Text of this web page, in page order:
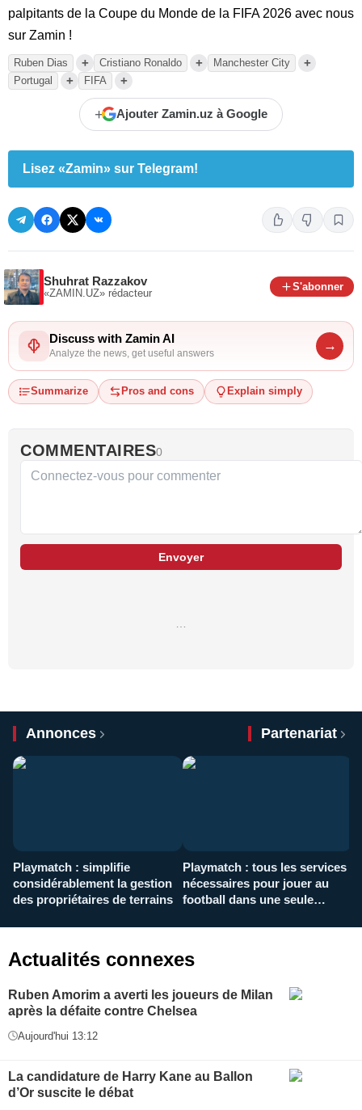
palpitants de la Coupe du Monde de la FIFA 2026 avec nous
sur Zamin !
Ruben Dias + Cristiano Ronaldo + Manchester City +
Portugal + FIFA +
+ Ajouter Zamin.uz à Google
Lisez «Zamin» sur Telegram!
Shuhrat Razzakov
«ZAMIN.UZ» rédacteur
S'abonner
Discuss with Zamin AI
Analyze the news, get useful answers
→
Summarize Pros and cons Explain simply
COMMENTAIRES0
Envoyer
Annonces Partenariat
Playmatch : simplifie
considérablement la gestion
des propriétaires de terrains
Playmatch : tous les services
nécessaires pour jouer au
football dans une seule
Actualités connexes
Ruben Amorim a averti les joueurs de Milan
après la défaite contre Chelsea
Aujourd'hui 13:12
La candidature de Harry Kane au Ballon
d’Or suscite le débat